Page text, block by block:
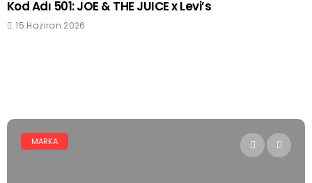
Kod Adı 501: JOE & THE JUICE x Levi’s
15 Haziran 2026
MARKA